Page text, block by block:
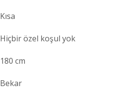
Kısa
Hiçbir özel koşul yok
180 cm
Bekar